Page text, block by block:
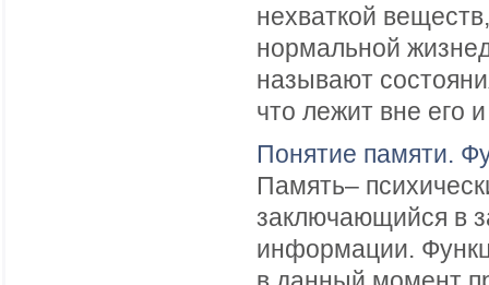
нехваткой
нормальной
называют
что лежит вне его
Понятие памяти.
Память–
заключающийся в
информации.